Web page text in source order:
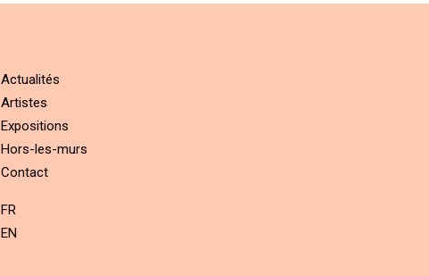
Actualités
Artistes
Expositions
Hors-les-murs
Contact
FR
EN